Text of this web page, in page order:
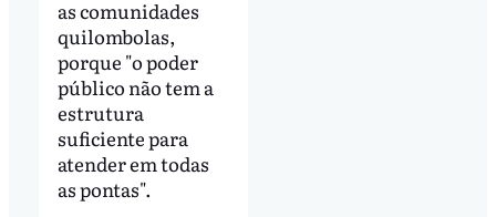
as comunidades
quilombolas,
porque "o poder
público não tem a
estrutura
suficiente para
atender em todas
as pontas".